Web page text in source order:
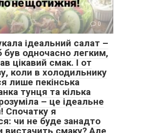
0
ідеальний салат –
був одночасно легким,
цікавий смак. І от
коли в холодильнику
лише пекінська
тунця та кілька
– це ідеальне
Спочатку я
чи не буде занадто